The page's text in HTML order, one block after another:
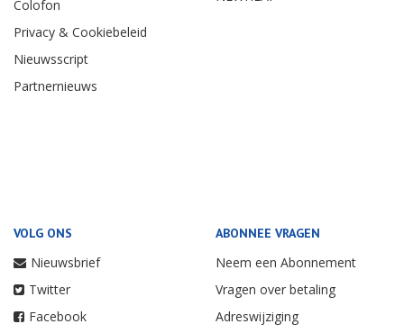
Colofon
Privacy & Cookiebeleid
Nieuwsscript
Partnernieuws
VOLG ONS
Nieuwsbrief
Twitter
Facebook
ABONNEE VRAGEN
Neem een Abonnement
Vragen over betaling
Adreswijziging